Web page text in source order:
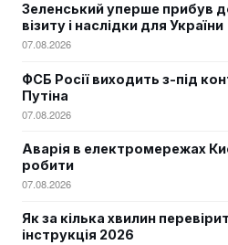
Зеленський уперше прибув
візиту і наслідки для України
07.08.2026
ФСБ Росії виходить з-під
Путіна
07.08.2026
Аварія в електромережах
робити
07.08.2026
Як за кілька хвилин
інструкція 2026